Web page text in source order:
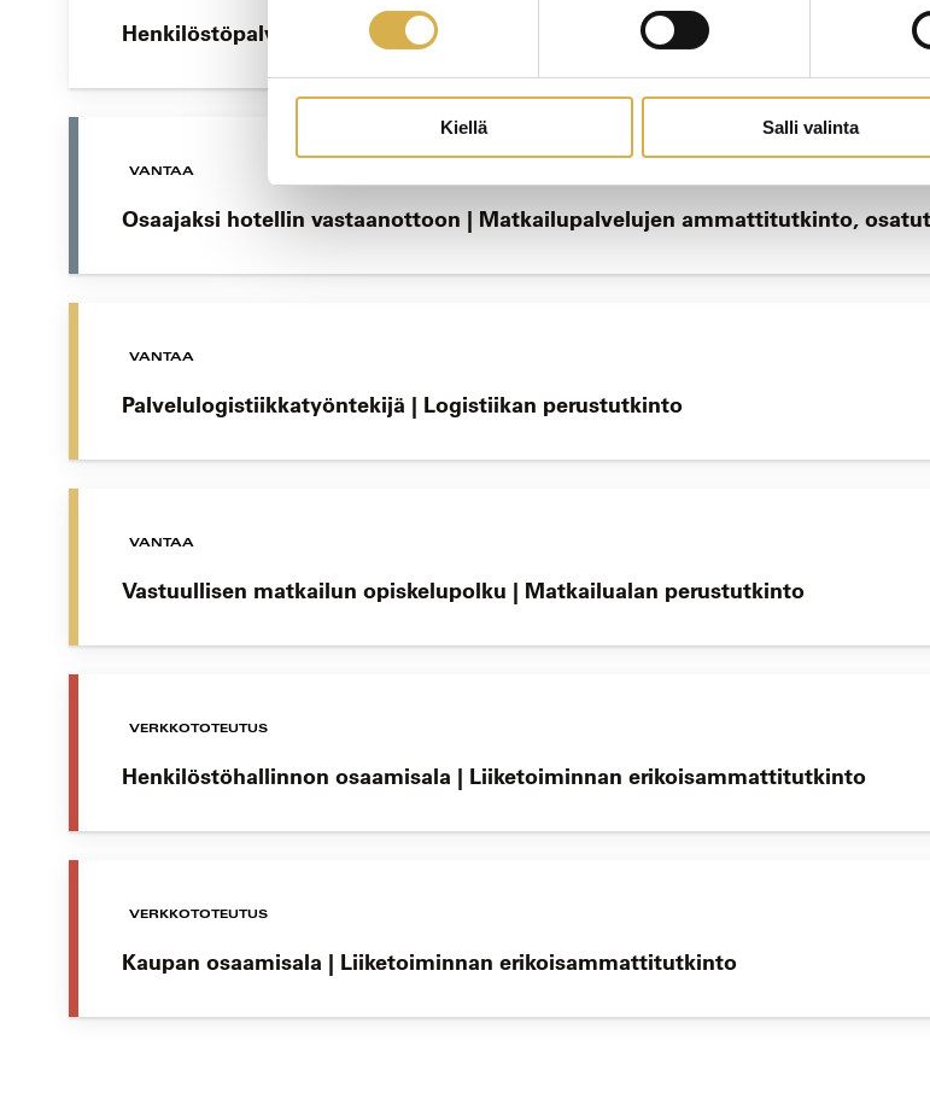
Kiellä Salli valinta
Henkilöstöpalvelut | Liiketoiminnan ammattitutkinnon osa
VANTAA
Osaajaksi hotellin vastaanottoon | Matkailupalvelujen ammattitutkinto,
VANTAA
Palvelulogistiikkatyöntekijä | Logistiikan perustutkinto
VANTAA
Vastuullisen matkailun opiskelupolku | Matkailualan perustutkinto
VERKKOTOTEUTUS
Henkilöstöhallinnon osaamisala | Liiketoiminnan erikoisammattitutkinto
VERKKOTOTEUTUS
Kaupan osaamisala | Liiketoiminnan erikoisammattitutkinto